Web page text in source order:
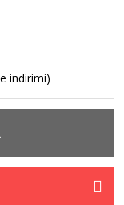
indirimi)